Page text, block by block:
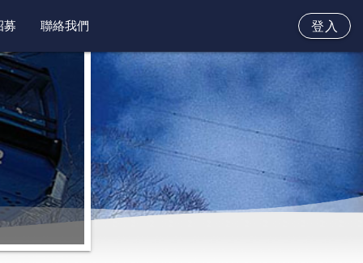
募 聯絡我們 登入